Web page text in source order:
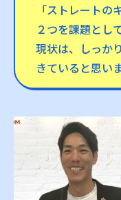
「ストレートの
２つを課題とし
現状は、しっか
きていると思いま